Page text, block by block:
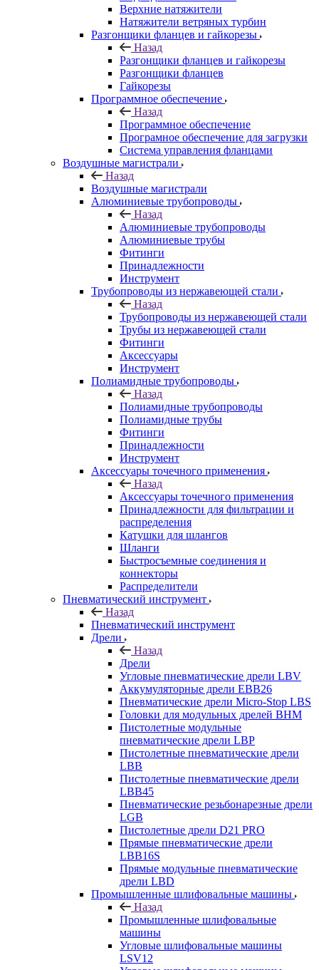
Верхние натяжители
Натяжители ветряных турбин
Разгонщики фланцев и гайкорезы
Назад
Разгонщики фланцев и гайкорезы
Разгонщики фланцев
Гайкорезы
Программное обеспечение
Назад
Программное обеспечение
Програмное обеспечение для загрузки
Система управления фланцами
Воздушные магистрали
Назад
Воздушные магистрали
Алюминиевые трубопроводы
Назад
Алюминиевые трубопроводы
Алюминиевые трубы
Фитинги
Принадлежности
Инструмент
Трубопроводы из нержавеющей стали
Назад
Трубопроводы из нержавеющей стали
Трубы из нержавеющей стали
Фитинги
Аксессуары
Инструмент
Полиамидные трубопроводы
Назад
Полиамидные трубопроводы
Полиамидные трубы
Фитинги
Принадлежности
Инструмент
Аксессуары точечного применения
Назад
Аксессуары точечного применения
Принадлежности для фильтрации и
распределения
Катушки для шлангов
Шланги
Быстросъемные соединения и
коннекторы
Распределители
Пневматический инструмент
Назад
Пневматический инструмент
Дрели
Назад
Дрели
Угловые пневматические дрели LBV
Аккумуляторные дрели EBB26
Пневматические дрели Micro-Stop LBS
Головки для модульных дрелей BHM
Пистолетные модульные
пневматические дрели LBP
Пистолетные пневматические дрели
LBB
Пистолетные пневматические дрели
LBB45
Пневматические резьбонарезные дрели
LGB
Пистолетные дрели D21 PRO
Прямые пневматические дрели
LBB16S
Прямые модульные пневматические
дрели LBD
Промышленные шлифовальные машины
Назад
Промышленные шлифовальные
машины
Угловые шлифовальные машины
LSV12